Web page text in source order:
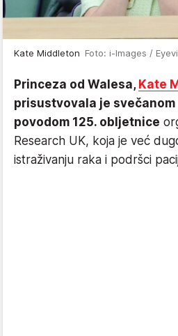
Kate Middleton Foto: i-Images /
Princeza od Walesa, Kate
prisustvovala je
povodom 125. obljetnice
Research UK, koja je već
istraživanju raka i podršci